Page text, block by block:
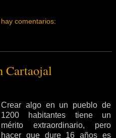
hay comentarios:
Cartaojal
Crear algo en un pueblo de
1200 habitantes tiene un
mérito extraordinario, pero
hacer que dure 16 años es